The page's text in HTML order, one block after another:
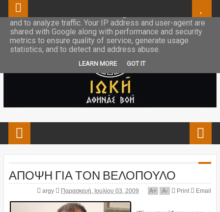
ΑΠΟΨΗ ΓΙΑ ΤΟΝ ΒΕΛΟΠΟΥΛΟ
argy Παρασκευή, Ιουλίου 03, 2009 A+ A- Print Email
This site uses cookies from Google to deliver its services
and to analyze traffic. Your IP address and user-agent are
shared with Google along with performance and security
metrics to ensure quality of service, generate usage
statistics, and to detect and address abuse.
LEARN MORE GOT IT